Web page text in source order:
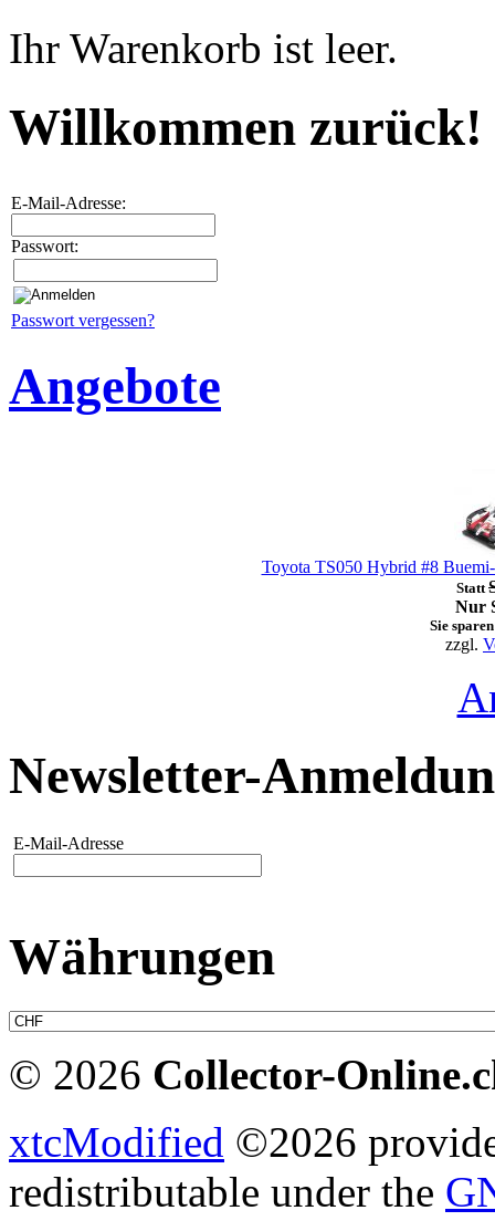
Ihr Warenkorb ist leer.
Willkommen zurück!
E-Mail-Adresse:
Passwort:
Passwort vergessen?
Angebote
Toyota TS050 Hybrid #8
Statt
Nur
Sie
zzgl.
Newsletter-
E-Mail-Adresse
Währungen
© 2026 Collector-
xtcModified ©2026
redistributable under the